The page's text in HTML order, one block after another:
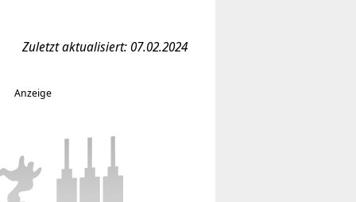
Zuletzt aktualisiert: 07.02.2024
Anzeige